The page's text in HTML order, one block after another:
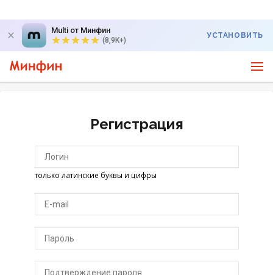
Multi от Минфин
(8,9K+)
УСТАНОВИТЬ
Регистрация
только латинские буквы и цифры